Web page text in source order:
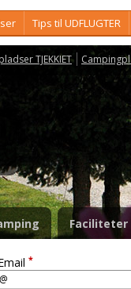
Tips til UDFLUGTER
TJEKKIET
Faciliteter
*